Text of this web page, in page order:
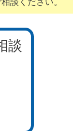
談ください。
談